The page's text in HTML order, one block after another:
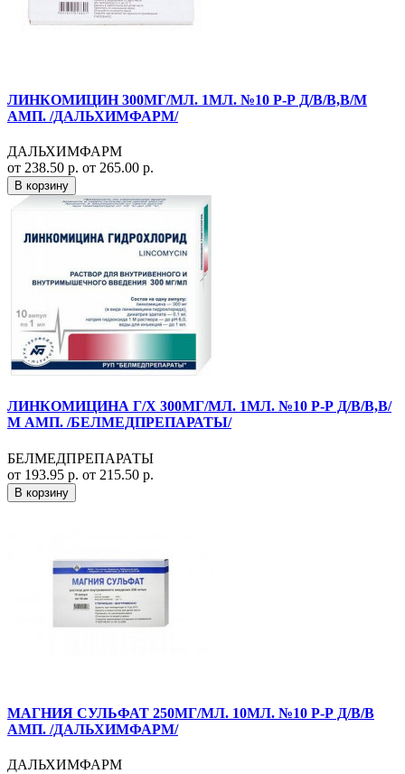
ЛИНКОМИЦИН 300МГ/МЛ. 1МЛ. №10 Р-Р Д/В/В,В/М
АМП. /ДАЛЬХИМФАРМ/
ДАЛЬХИМФАРМ
от 238.50 р. от 265.00 р.
В корзину
ЛИНКОМИЦИНА Г/Х 300МГ/МЛ. 1МЛ. №10 Р-Р Д/В/В,В/
М АМП. /БЕЛМЕДПРЕПАРАТЫ/
БЕЛМЕДПРЕПАРАТЫ
от 193.95 р. от 215.50 р.
В корзину
МАГНИЯ СУЛЬФАТ 250МГ/МЛ. 10МЛ. №10 Р-Р Д/В/В
АМП. /ДАЛЬХИМФАРМ/
ДАЛЬХИМФАРМ